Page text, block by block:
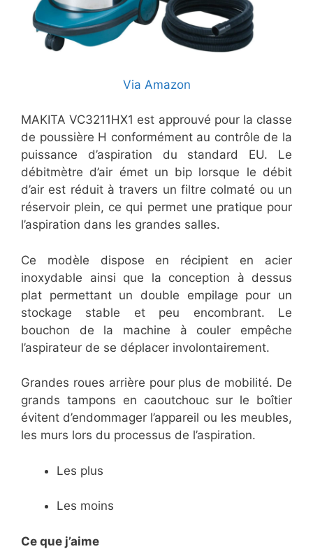
Via Amazon
MAKITA VC3211HX1 est approuvé pour la classe
de poussière H conformément au contrôle de la
puissance d’aspiration du standard EU. Le
débitmètre d’air émet un bip lorsque le débit
d’air est réduit à travers un filtre colmaté ou un
réservoir plein, ce qui permet une pratique pour
l’aspiration dans les grandes salles.
Ce modèle dispose en récipient en acier
inoxydable ainsi que la conception à dessus
plat permettant un double empilage pour un
stockage stable et peu encombrant. Le
bouchon de la machine à couler empêche
l’aspirateur de se déplacer involontairement.
Grandes roues arrière pour plus de mobilité. De
grands tampons en caoutchouc sur le boîtier
évitent d’endommager l’appareil ou les meubles,
les murs lors du processus de l’aspiration.
Les plus
Les moins
Ce que j’aime